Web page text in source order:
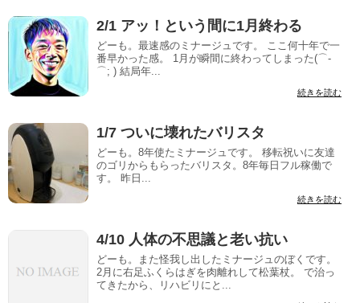
2/1 アッ！という間に1月終わる
どーも。最速感のミナージュです。 ここ何十年で一
番早かった感。 1月が瞬間に終わってしまった(⌒-
⌒; ) 結局年...
続きを読む
1/7 ついに壊れたバリスタ
どーも。8年使たミナージュです。 移転祝いに友達
のゴリからもらったバリスタ。8年毎日フル稼働で
す。 昨日...
続きを読む
4/10 人体の不思議と老い抗い
どーも。また怪我し出したミナージュのぼくです。
2月に右足ふくらはぎを肉離れして松葉杖。 で治っ
てきたから、リハビリにと...